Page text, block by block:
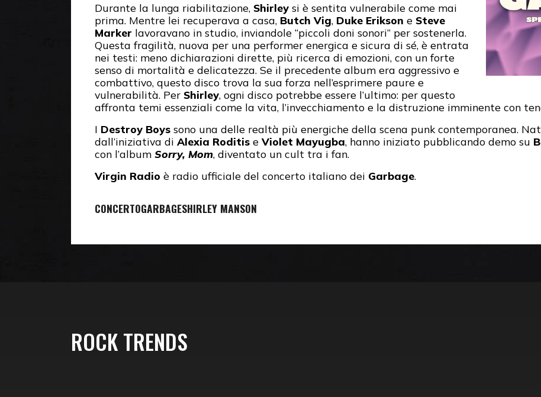
Durante la lunga riabilitazione, Shirley si è sentita vulnerabile come mai
prima. Mentre lei recuperava a casa, Butch Vig, Duke Erikson e Steve
Marker lavoravano in studio, inviandole “piccoli doni sonori” per sostenerla.
Questa fragilità, nuova per una performer energica e sicura di sé, è entrata
nei testi: meno dichiarazioni dirette, più ricerca di emozioni, con un forte
senso di mortalità e delicatezza. Se il precedente album era aggressivo e
combattivo, questo disco trova la sua forza nell’esprimere paure e
vulnerabilità. Per Shirley, ogni disco potrebbe essere l’ultimo: per questo
affronta temi essenziali come la vita, l’invecchiamento e la distruzione imminente con
I Destroy Boys sono una delle realtà più energiche della scena punk contemporanea.
dall’iniziativa di Alexia Roditis e Violet Mayugba, hanno iniziato pubblicando demo su
con l’album Sorry, Mom, diventato un cult tra i fan.
Virgin Radio è radio ufficiale del concerto italiano dei Garbage.
CONCERTOGARBAGESHIRLEY MANSON
ROCK TRENDS